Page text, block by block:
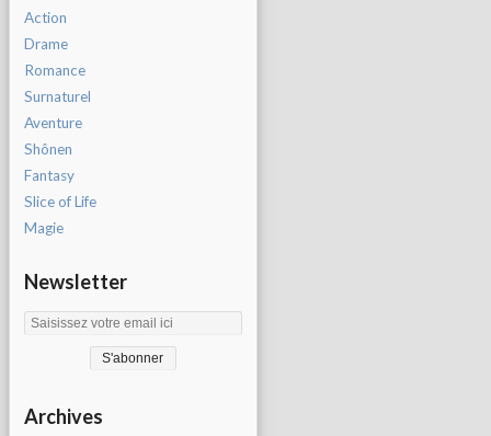
Action
Drame
Romance
Surnaturel
Aventure
Shônen
Fantasy
Slice of Life
Magie
Newsletter
Archives